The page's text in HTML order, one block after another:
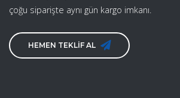
çoğu siparişte aynı gün kargo imkanı.
HEMEN TEKLİF AL